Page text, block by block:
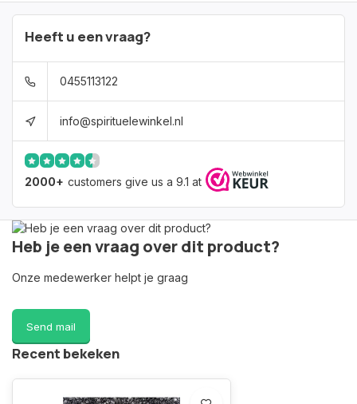
Heeft u een vraag?
0455113122
info@spirituelewinkel.nl
2000+ customers give us a 9.1 at
Heb je een vraag over dit product?
Onze medewerker helpt je graag
Send mail
Recent bekeken